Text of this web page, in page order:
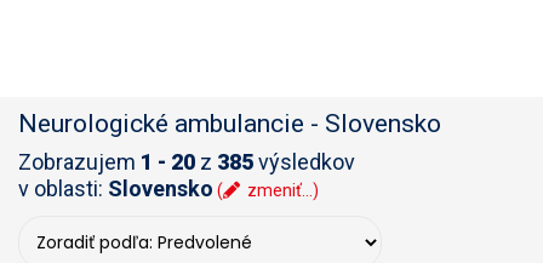
Neurologické ambulancie - Slovensko
Zobrazujem 1 - 20 z 385výsledkov
v oblasti: Slovensko ( zmeniť...)